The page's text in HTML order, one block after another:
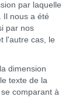
par laquelle
Il nous a été
par nos
l'autre cas, le
dimension
texte de la
comparant à